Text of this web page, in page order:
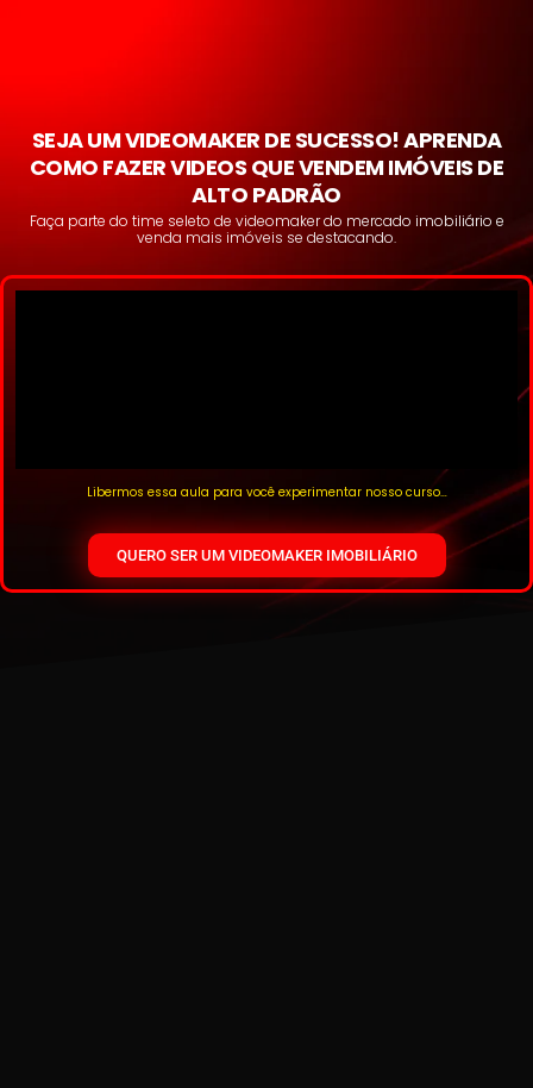
SEJA UM VIDEOMAKER DE SUCESSO! APRENDA
COMO FAZER VIDEOS QUE VENDEM IMÓVEIS DE
ALTO PADRÃO
Faça parte do time seleto de videomaker do mercado imobiliário e
venda mais imóveis se destacando.
Libermos essa aula para você experimentar nosso curso…
QUERO SER UM VIDEOMAKER IMOBILIÁRIO